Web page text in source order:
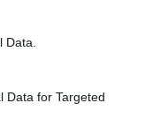
Data for Targeted
dos 13 eleitos do PS,
do Nós, Cidadãos!
em relação ao